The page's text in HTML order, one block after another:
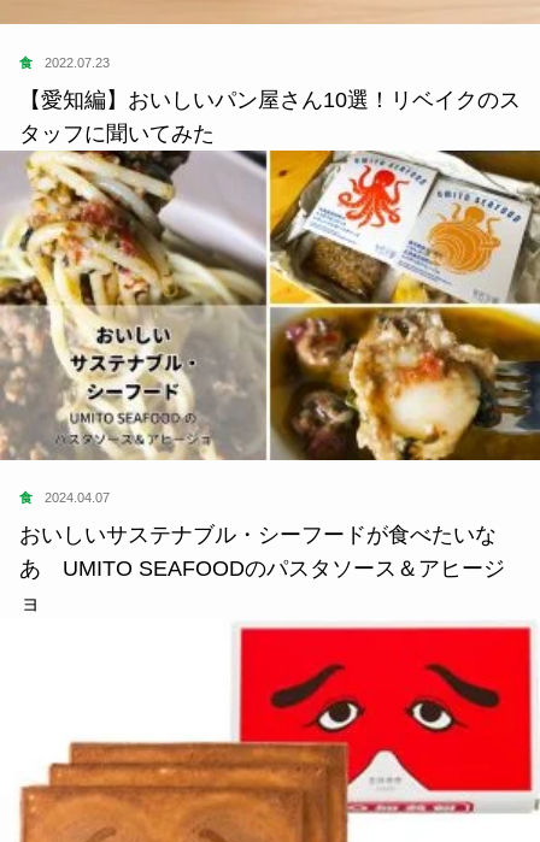
食 2022.07.23
【愛知編】おいしいパン屋さん10選！リベイクのス
タッフに聞いてみた
食 2024.04.07
おいしいサステナブル・シーフードが食べたいな
あ UMITO SEAFOODのパスタソース＆アヒージ
ョ